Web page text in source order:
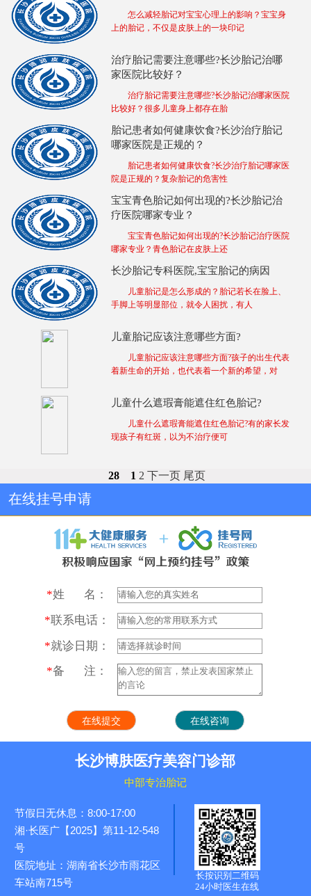
怎么减轻胎记对宝宝心理上的影响？宝宝身
上的胎记，不仅是皮肤上的一块印记
治疗胎记需要注意哪些?长沙胎记治哪
家医院比较好？
治疗胎记需要注意哪些?长沙胎记治哪家医院
比较好？很多儿童身上都存在胎
胎记患者如何健康饮食?长沙治疗胎记
哪家医院是正规的？
胎记患者如何健康饮食?长沙治疗胎记哪家医
院是正规的？复杂胎记的危害性
宝宝青色胎记如何出现的?长沙胎记治
疗医院哪家专业？
宝宝青色胎记如何出现的?长沙胎记治疗医院
哪家专业？青色胎记在皮肤上还
长沙胎记专科医院,宝宝胎记的病因
儿童胎记是怎么形成的？胎记若长在脸上、
手脚上等明显部位，就令人困扰，有人
儿童胎记应该注意哪些方面?
儿童胎记应该注意哪些方面?孩子的出生代表
着新生命的开始，也代表着一个新的希望，对
儿童什么遮瑕膏能遮住红色胎记?
儿童什么遮瑕膏能遮住红色胎记?有的家长发
现孩子有红斑，以为不治疗便可
28 1 2 下一页 尾页
在线挂号申请
*姓 名：
*联系电话：
*就诊日期：
*备 注：
长沙博肤医疗美容门诊部
中部专治胎记
节假日无休息：8:00-17:00
湘·长医广【2025】第11-12-548
号
医院地址：湖南省长沙市雨花区
车站南715号
长按识别二维码
24小时医生在线